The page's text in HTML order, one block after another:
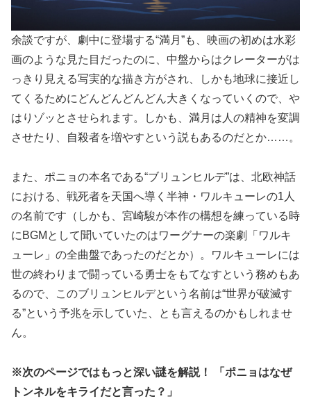
余談ですが、劇中に登場する“満月”も、映画の初めは水彩
画のような見た目だったのに、中盤からはクレーターがは
っきり見える写実的な描き方がされ、しかも地球に接近し
てくるためにどんどんどんどん大きくなっていくので、や
はりゾッとさせられます。しかも、満月は人の精神を変調
させたり、自殺者を増やすという説もあるのだとか……。
また、ポニョの本名である“ブリュンヒルデ”は、北欧神話
における、戦死者を天国へ導く半神・ワルキューレの1人
の名前です（しかも、宮崎駿が本作の構想を練っている時
にBGMとして聞いていたのはワーグナーの楽劇「ワルキ
ューレ」の全曲盤であったのだとか）。ワルキューレには
世の終わりまで闘っている勇士をもてなすという務めもあ
るので、このブリュンヒルデという名前は“世界が破滅す
る”という予兆を示していた、とも言えるのかもしれませ
ん。
※次のページではもっと深い謎を解説！ 「ポニョはなぜ
トンネルをキライだと言った？」